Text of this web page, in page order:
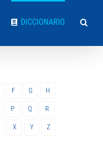
DICCIONARIO
F G H
P Q R
X Y Z